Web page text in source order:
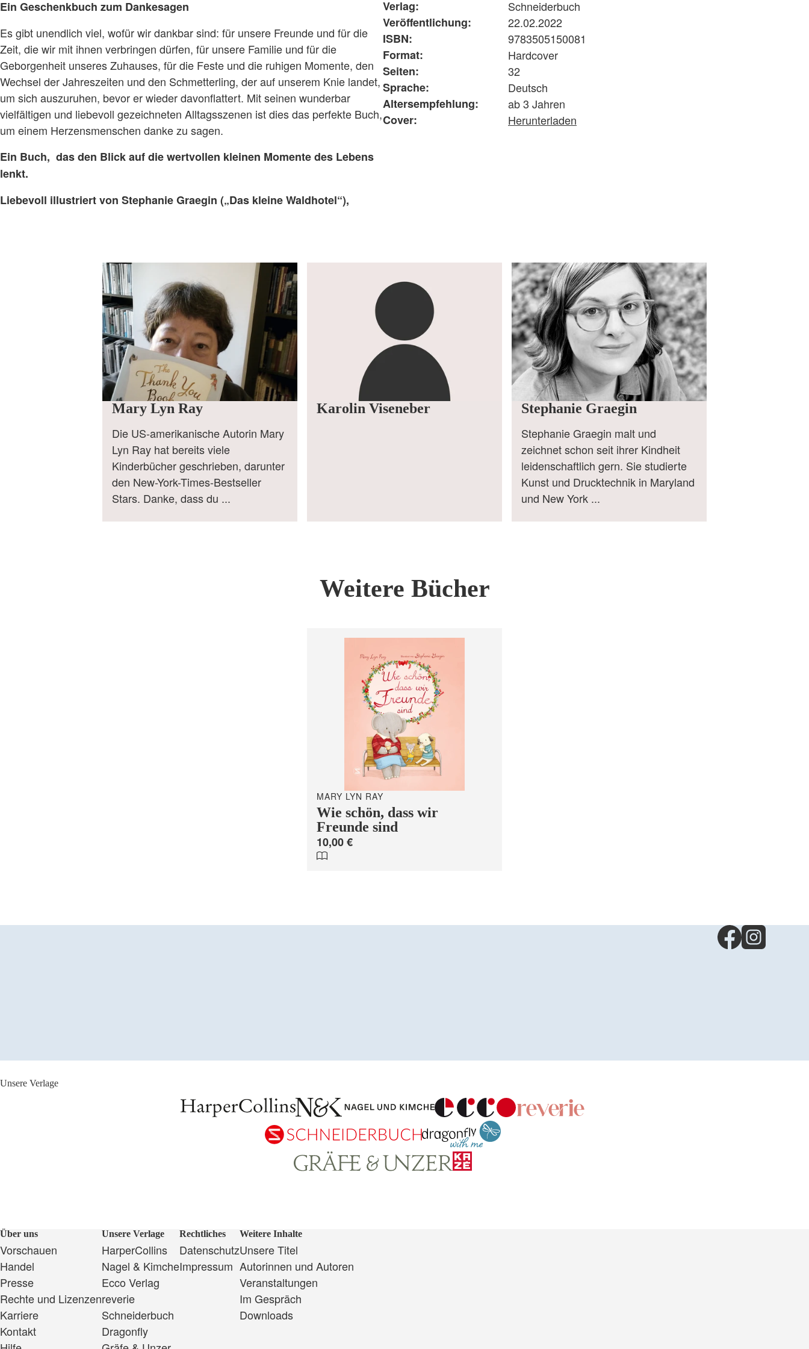
Ein Geschenkbuch zum Dankesagen
Es gibt unendlich viel, wofür wir dankbar sind: für unsere Freunde und für die
Zeit, die wir mit ihnen verbringen dürfen, für unsere Familie und für die
Geborgenheit unseres Zuhauses, für die Feste und die ruhigen Momente, den
Wechsel der Jahreszeiten und den Schmetterling, der auf unserem Knie landet,
um sich auszuruhen, bevor er wieder davonflattert. Mit seinen wunderbar
vielfältigen und liebevoll gezeichneten Alltagsszenen ist dies das perfekte Buch,
um einem Herzensmenschen danke zu sagen.
Ein Buch, das den Blick auf die wertvollen kleinen Momente des Lebens
lenkt.
Liebevoll illustriert von Stephanie Graegin („Das kleine Waldhotel“),
Verlag:
Schneiderbuch
Veröffentlichung:
22.02.2022
ISBN:
9783505150081
Format:
Hardcover
Seiten:
32
Sprache:
Deutsch
Altersempfehlung:
ab 3 Jahren
Cover:
Herunterladen
Mary Lyn Ray
Die US-amerikanische Autorin Mary
Lyn Ray hat bereits viele
Kinderbücher geschrieben, darunter
den New-York-Times-Bestseller
Stars. Danke, dass du ...
Karolin Viseneber
Stephanie Graegin
Stephanie Graegin malt und
zeichnet schon seit ihrer Kindheit
leidenschaftlich gern. Sie studierte
Kunst und Drucktechnik in Maryland
und New York ...
Weitere Bücher
MARY LYN RAY
Wie schön, dass wir
Freunde sind
10,00 €
Unsere Verlage
Über uns
Vorschauen
Handel
Presse
Rechte und Lizenzen
Karriere
Kontakt
Unsere Verlage
HarperCollins
Nagel & Kimche
Ecco Verlag
reverie
Schneiderbuch
Dragonfly
Rechtliches
Datenschutz
Impressum
Weitere Inhalte
Unsere Titel
Autorinnen und Autoren
Veranstaltungen
Im Gespräch
Downloads